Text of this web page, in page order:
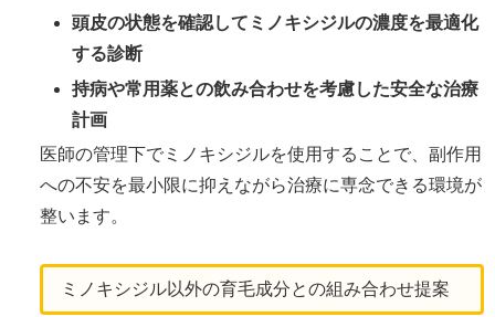
頭皮の状態を確認してミノキシジルの濃度を最適化
する診断
持病や常用薬との飲み合わせを考慮した安全な治療
計画
医師の管理下でミノキシジルを使用することで、副作用
への不安を最小限に抑えながら治療に専念できる環境が
整います。
ミノキシジル以外の育毛成分との組み合わせ提案